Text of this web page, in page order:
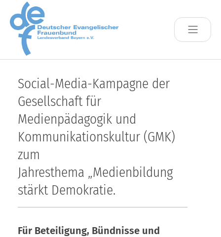
Skip to main content
Social-Media-Kampagne der
Gesellschaft für
Medienpädagogik und
Kommunikationskultur (GMK)
zum
Jahresthema „Medienbildung
stärkt Demokratie.
Für Beteiligung, Bündnisse und